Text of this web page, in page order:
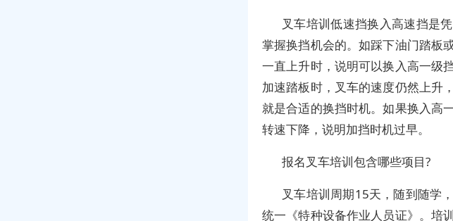
叉车培训低速挡换入高速挡是
掌握换挡机会的。如踩下油门踏板
一直上升时，说明可以换入高一级
加速踏板时，叉车的速度仍然上升
就是合适的换挡时机。如果换入高
转速下降，说明加挡时机过早。
报名叉车培训包含哪些项目?
叉车培训周期15天，随到随学
统一《特种设备作业人员证》。培